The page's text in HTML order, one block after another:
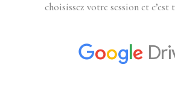
choisissez votre session et c’est